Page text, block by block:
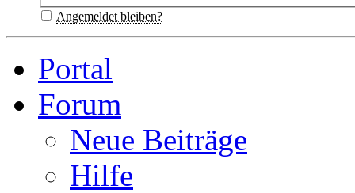
Angemeldet bleiben?
Portal
Forum
Neue Beiträge
Hilfe